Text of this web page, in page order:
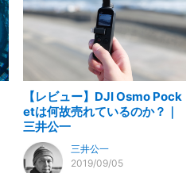
【レビュー】DJI Osmo Pock
etは何故売れているのか？｜
三井公一
三井公一
2019/09/05